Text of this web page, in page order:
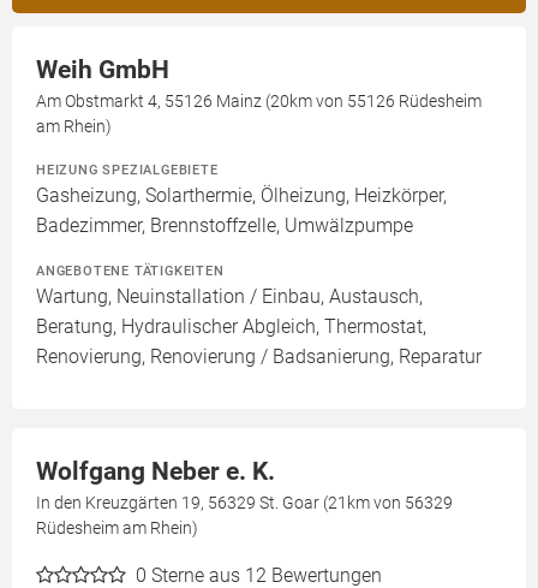
Weih GmbH
Am Obstmarkt 4, 55126 Mainz (20km von 55126 Rüdesheim
am Rhein)
HEIZUNG SPEZIALGEBIETE
Gasheizung, Solarthermie, Ölheizung, Heizkörper,
Badezimmer, Brennstoffzelle, Umwälzpumpe
ANGEBOTENE TÄTIGKEITEN
Wartung, Neuinstallation / Einbau, Austausch,
Beratung, Hydraulischer Abgleich, Thermostat,
Renovierung, Renovierung / Badsanierung, Reparatur
Wolfgang Neber e. K.
In den Kreuzgärten 19, 56329 St. Goar (21km von 56329
Rüdesheim am Rhein)
0 Sterne aus 12 Bewertungen